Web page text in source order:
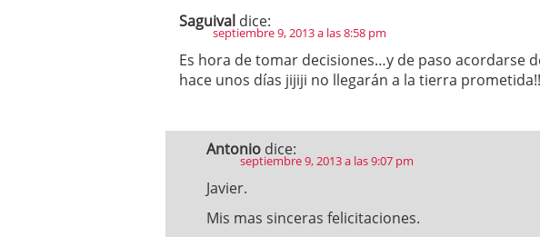
Saguival dice:
septiembre 9, 2013 a las 8:58 pm
Es hora de tomar decisiones…y de paso acordarse
hace unos días jijiji no llegarán a la tierra prometida!!
Antonio dice:
septiembre 9, 2013 a las 9:07 pm
Javier.
Mis mas sinceras felicitaciones.